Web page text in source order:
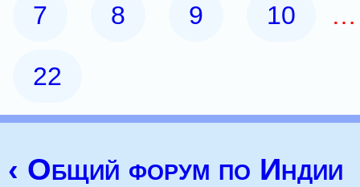
7 8 9 10
22
‹ Общий форум по Индии